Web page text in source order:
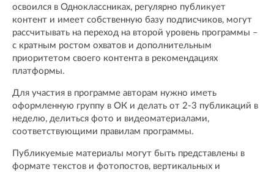
освоился в Одноклассниках, регулярно публикует
контент и имеет собственную базу подписчиков, могут
рассчитывать на переход на второй уровень программы –
с кратным ростом охватов и дополнительным
приоритетом своего контента в рекомендациях
платформы.
Для участия в программе авторам нужно иметь
оформленную группу в ОК и делать от 2-3 публикаций в
неделю, делиться фото и видеоматериалами,
соответствующими правилам программы.
Публикуемые материалы могут быть представлены в
формате текстов и фотопостов, вертикальных и